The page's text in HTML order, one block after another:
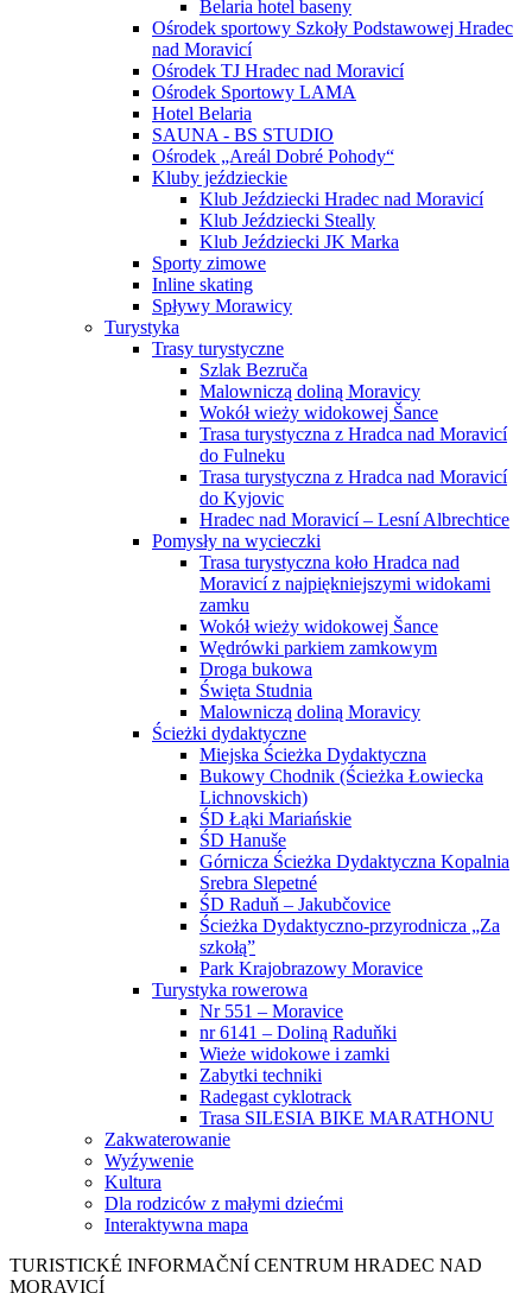
Belaria hotel baseny
Ośrodek sportowy Szkoły Podstawowej Hradec
nad Moravicí
Ośrodek TJ Hradec nad Moravicí
Ośrodek Sportowy LAMA
Hotel Belaria
SAUNA - BS STUDIO
Ośrodek „Areál Dobré Pohody“
Kluby jeździeckie
Klub Jeździecki Hradec nad Moravicí
Klub Jeździecki Steally
Klub Jeździecki JK Marka
Sporty zimowe
Inline skating
Spływy Morawicy
Turystyka
Trasy turystyczne
Szlak Bezruča
Malowniczą doliną Moravicy
Wokół wieży widokowej Šance
Trasa turystyczna z Hradca nad Moravicí
do Fulneku
Trasa turystyczna z Hradca nad Moravicí
do Kyjovic
Hradec nad Moravicí – Lesní Albrechtice
Pomysły na wycieczki
Trasa turystyczna koło Hradca nad
Moravicí z najpiękniejszymi widokami
zamku
Wokół wieży widokowej Šance
Wędrówki parkiem zamkowym
Droga bukowa
Święta Studnia
Malowniczą doliną Moravicy
Ścieżki dydaktyczne
Miejska Ścieżka Dydaktyczna
Bukowy Chodnik (Ścieżka Łowiecka
Lichnovskich)
ŚD Łąki Mariańskie
ŚD Hanuše
Górnicza Ścieżka Dydaktyczna Kopalnia
Srebra Slepetné
ŚD Raduň – Jakubčovice
Ścieżka Dydaktyczno-przyrodnicza „Za
szkołą”
Park Krajobrazowy Moravice
Turystyka rowerowa
Nr 551 – Moravice
nr 6141 – Doliną Raduňki
Wieże widokowe i zamki
Zabytki techniki
Radegast cyklotrack
Trasa SILESIA BIKE MARATHONU
Zakwaterowanie
Wyźywenie
Kultura
Dla rodziców z małymi dziećmi
Interaktywna mapa
TURISTICKÉ INFORMAČNÍ CENTRUM HRADEC NAD
MORAVICÍ